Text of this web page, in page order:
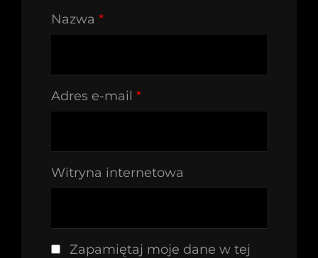
Nazwa *
Adres e-mail *
Witryna internetowa
Zapamiętaj moje dane w tej